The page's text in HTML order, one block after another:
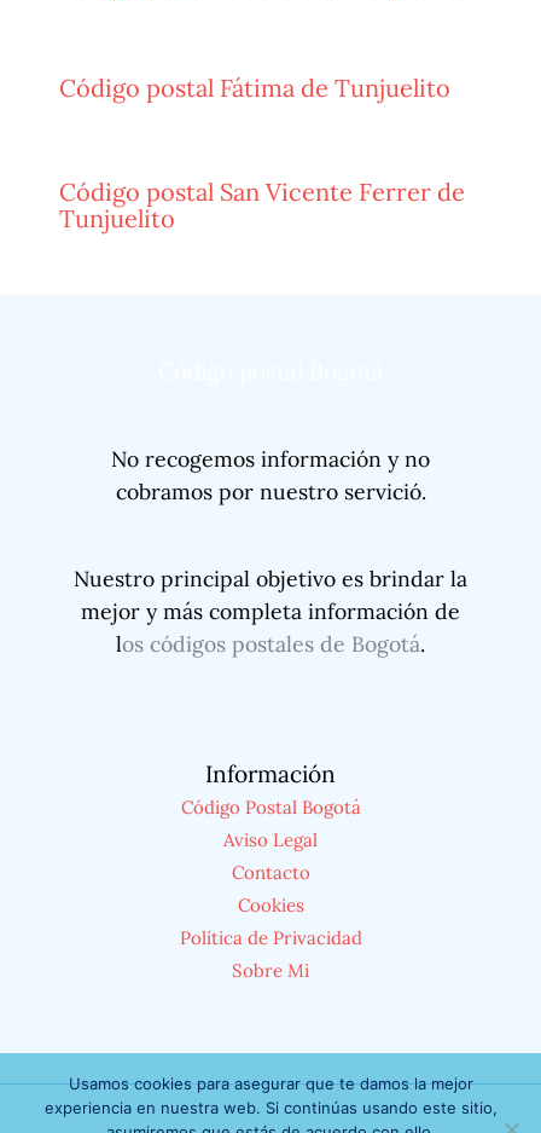
Código postal Fátima de Tunjuelito
Código postal San Vicente Ferrer de
Tunjuelito
No recogemos información y no
cobramos por nuestro servició.
Nuestro principal objetivo es brindar la
mejor y más completa información de
los códigos postales de Bogotá.
Información
Código Postal Bogotá
Aviso Legal
Contacto
Cookies
Política de Privacidad
Sobre Mi
Usamos cookies para asegurar que te damos la mejor
experiencia en nuestra web. Si continúas usando este sitio,